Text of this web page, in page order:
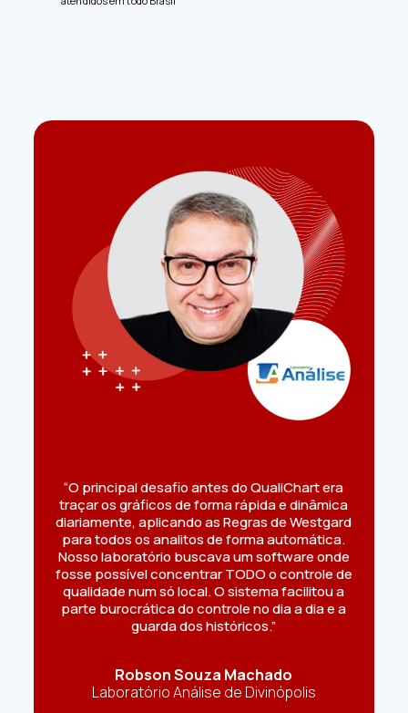
“O principal desafio antes do QualiChart era
traçar os gráficos de forma rápida e dinâmica
diariamente, aplicando as Regras de Westgard
para todos os analitos de forma automática.
Nosso laboratório buscava um software onde
fosse possível concentrar TODO o controle de
qualidade num só local. O sistema facilitou a
parte burocrática do controle no dia a dia e a
guarda dos históricos.”
Robson Souza Machado
Laboratório Análise de Divinópolis